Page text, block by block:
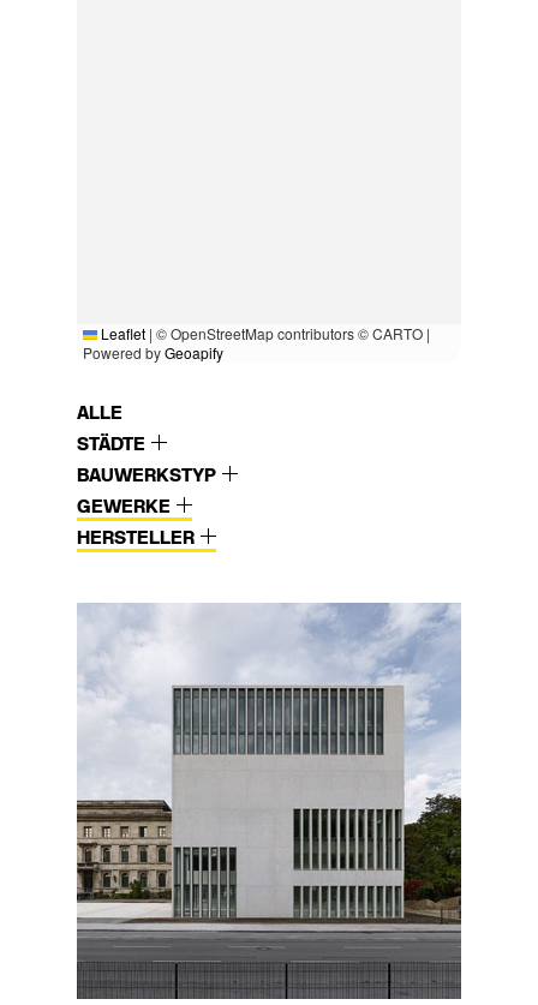
Leaflet | © OpenStreetMap contributors © CARTO |
Powered byGeoapify
ALLE
STÄDTE
BAUWERKSTYP
GEWERKE
HERSTELLER